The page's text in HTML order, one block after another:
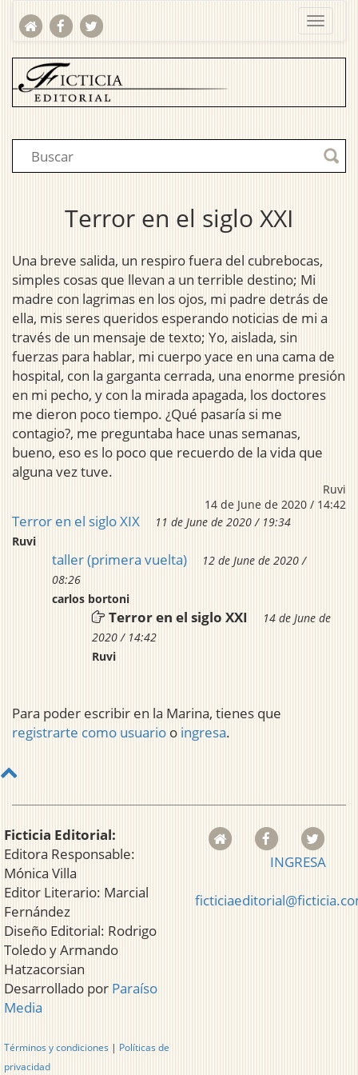
Terror en el siglo XXI
Una breve salida, un respiro fuera del cubrebocas,
simples cosas que llevan a un terrible destino; Mi
madre con lagrimas en los ojos, mi padre detrás de
ella, mis seres queridos esperando noticias de mi a
través de un mensaje de texto; Yo, aislada, sin
fuerzas para hablar, mi cuerpo yace en una cama de
hospital, con la garganta cerrada, una enorme presión
en mi pecho, y con la mirada apagada, los doctores
me dieron poco tiempo. ¿Qué pasaría si me
contagio?, me preguntaba hace unas semanas,
bueno, eso es lo poco que recuerdo de la vida que
alguna vez tuve.
Ruvi
14 de June de 2020 / 14:42
Terror en el siglo XIX
11 de June de 2020 / 19:34
Ruvi
taller (primera vuelta)
12 de June de 2020 /
08:26
carlos bortoni
Terror en el siglo XXI
14 de June de
2020 / 14:42
Ruvi
Para poder escribir en la Marina, tienes que
registrarte como usuario o ingresa.
Ficticia Editorial:
Editora Responsable:
Mónica Villa
Editor Literario: Marcial
Fernández
Diseño Editorial: Rodrigo
Toledo y Armando
Hatzacorsian
Desarrollado por Paraíso
Media
Términos y condiciones | Políticas de
privacidad
INGRESA